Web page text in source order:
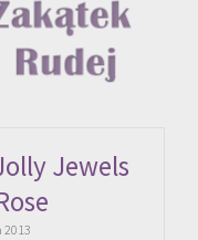
Jewels
2013